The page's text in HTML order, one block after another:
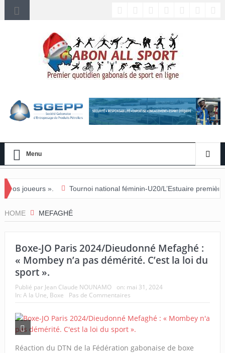
Menu
Tournoi national féminin-U20/L’Estuaire première équipe qualifiée
HOME MEFAGHÉ
Boxe-JO Paris 2024/Dieudonné Mefaghé :
« Mombey n’a pas démérité. C’est la loi du
sport ».
Publié par Jean Claude NOUNAMO on: mai 31, 2024
In: A la Une, Boxe Pas de Commentaires
Réaction du DTN de la Fédération gabonaise de boxe